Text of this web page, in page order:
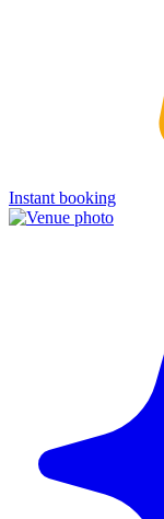
Instant booking